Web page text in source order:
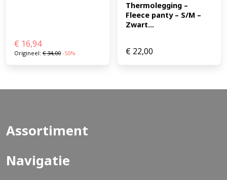
€ 16,94
Origineel: €34,00 -50%
Thermolegging –
Fleece panty – S/M –
Zwart...
€ 22,00
Assortiment
Navigatie